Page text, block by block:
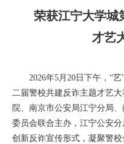
荣获江宁大学城
才艺
2026年5月20日下午，“
二届警校共建反诈主题才艺
院、南京市公安局江宁分局
委员会联合主办，江宁公安
创新反诈宣传形式，凝聚警